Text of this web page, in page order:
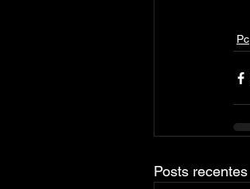
Pc
Posts recentes